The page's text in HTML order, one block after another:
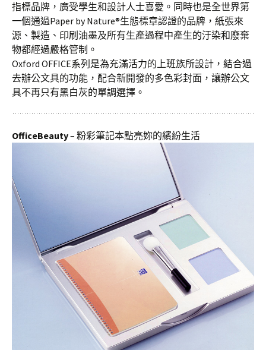
指標品牌，廣受學生和設計人士喜愛。同時也是全世界第
一個通過Paper by Nature®生態標章認證的品牌，紙張來
源、製造、印刷油墨及所有生產過程中產生的汙染和廢棄
物都經過嚴格管制。
Oxford OFFICE系列是為充滿活力的上班族所設計，結合過
去辦公文具的功能，配合新開發的多色彩封面，讓辦公文
具不再只有黑白灰的單調選擇。
OfficeBeauty– 粉彩筆記本點亮妳的繽紛生活